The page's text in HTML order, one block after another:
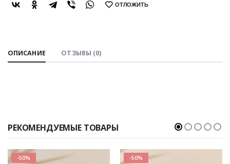
SHARE: ОТЛОЖИТЬ
ОПИСАНИЕ ОТЗЫВЫ (0)
РЕКОМЕНДУЕМЫЕ ТОВАРЫ
-50% -50%